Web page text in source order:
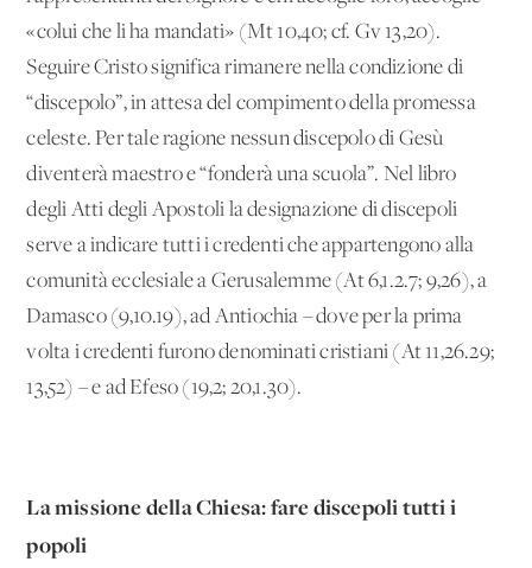
«colui che li ha mandati» (Mt 10,40; cf. Gv 13,20).
Seguire Cristo significa rimanere nella condizione di
“discepolo”, in attesa del compimento della promessa
celeste. Per tale ragione nessun discepolo di Gesù
diventerà maestro e “fonderà una scuola”. Nel libro
degli Atti degli Apostoli la designazione di discepoli
serve a indicare tutti i credenti che appartengono alla
comunità ecclesiale a Gerusalemme (At 6,1.2.7; 9,26), a
Damasco (9,10.19), ad Antiochia – dove per la prima
volta i credenti furono denominati cristiani (At 11,26.29;
13,52) – e ad Efeso (19,2; 20,1.30).
La missione della Chiesa: fare discepoli tutti i
popoli